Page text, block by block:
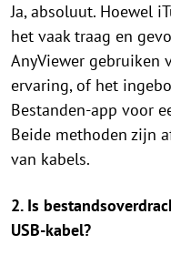
Ja, absoluut. Hoewel
het vaak traag en
AnyViewer gebruiken
ervaring, of het
Bestanden-app voor
Beide methoden zijn
van kabels.
2. Is
USB-kabel?